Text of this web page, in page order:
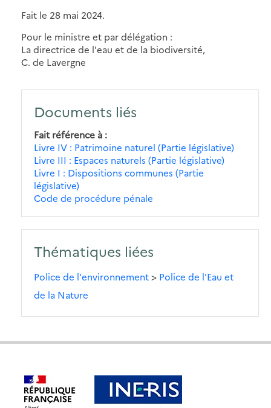
Fait le 28 mai 2024.
Pour le ministre et par délégation :
La directrice de l'eau et de la biodiversité,
C. de Lavergne
Documents liés
Fait référence à
Livre IV : Patrimoine naturel (Partie législative)
Livre III : Espaces naturels (Partie législative)
Livre I : Dispositions communes (Partie
législative)
Code de procédure pénale
Thématiques liées
Police de l'environnement> Police de l'Eau et
de la Nature